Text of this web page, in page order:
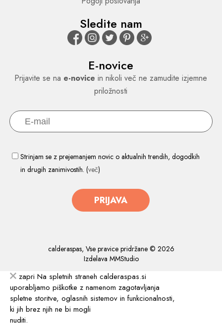
Sledite nam
E-novice
Prijavite se na e-novice in nikoli več ne zamudite izjemne
priložnosti
Strinjam se z prejemanjem novic o aktualnih trendih, dogodkih
in drugih zanimivostih. (več)
PRIJAVA
calderaspas, Vse pravice pridržane © 2026
Izdelava MMStudio
zapri Na spletnih straneh calderaspas.si
uporabljamo piškotke z namenom zagotavljanja
spletne storitve, oglasnih sistemov in funkcionalnosti,
ki jih brez njih ne bi mogli
nuditi.